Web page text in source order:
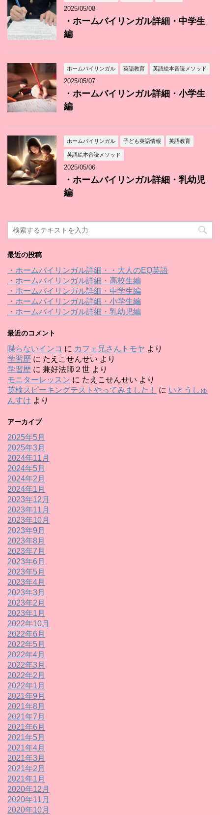
2025/05/08
・ホームバイリンガル詳細・中学生
編
ホームバイリンガル 英語教育 英語絵本音読メソッド
2025/05/07
・ホームバイリンガル詳細・小学生
編
ホームバイリンガル 子ども英語情報 英語教育
英語絵本音読メソッド
2025/05/06
・ホームバイリンガル詳細・乳幼児
編
最近の投稿
・ホームバイリンガル詳細・・大人のEQ英語
・ホームバイリンガル詳細・高校生編
・ホームバイリンガル詳細・中学生編
・ホームバイリンガル詳細・小学生編
・ホームバイリンガル詳細・乳幼児編
最近のコメント
喋らないインコ に カフェ兄さんトモヤ より
学習歴 に たえこせんせい より
学習歴 に 兼好法師２世 より
モニターレッスン に たえこせんせい より
英検スピーキングテストやってみました！
に いとうしゅ
んすけ より
アーカイブ
2025年5月
2025年3月
2024年11月
2024年5月
2024年2月
2024年1月
2023年12月
2023年11月
2023年10月
2023年9月
2023年8月
2023年7月
2023年6月
2023年5月
2023年4月
2023年3月
2023年2月
2023年1月
2022年10月
2022年6月
2022年5月
2022年4月
2022年3月
2022年2月
2022年1月
2021年9月
2021年8月
2021年7月
2021年6月
2021年5月
2021年4月
2021年3月
2021年2月
2021年1月
2020年12月
2020年11月
2020年10月